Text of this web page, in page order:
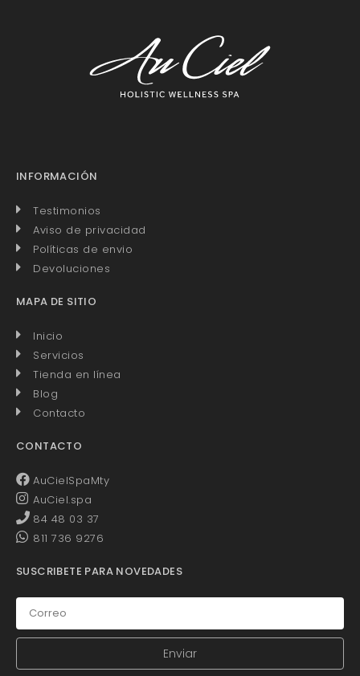
INFORMACIÓN
Testimonios
Aviso de privacidad
Políticas de envio
Devoluciones
MAPA DE SITIO
Inicio
Servicios
Tienda en línea
Blog
Contacto
CONTACTO
AuCielSpaMty
AuCiel.spa
84 48 03 37
811 736 9276
SUSCRIBETE PARA NOVEDADES
Enviar